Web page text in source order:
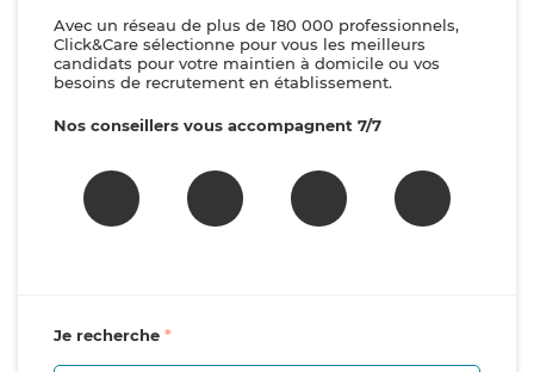
Avec un réseau de plus de 180 000 professionnels,
Click&Care sélectionne pour vous les meilleurs
candidats pour votre maintien à domicile ou vos
besoins de recrutement en établissement.
Nos conseillers vous accompagnent 7/7
Je recherche